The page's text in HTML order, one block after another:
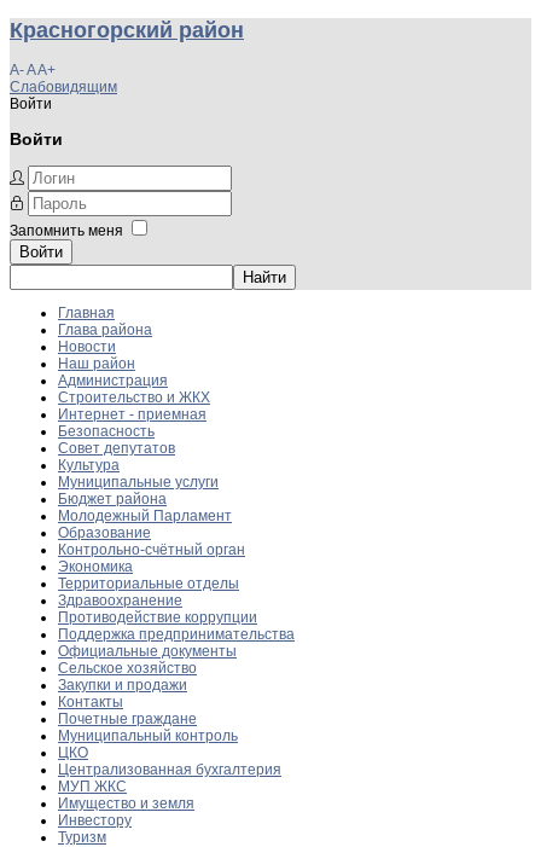
Красногорский район
A-AA+
Слабовидящим
Войти
Войти
Запомнить меня
Войти
Главная
Глава района
Новости
Наш район
Администрация
Строительство и ЖКХ
Интернет - приемная
Безопасность
Совет депутатов
Культура
Муниципальные услуги
Бюджет района
Молодежный Парламент
Образование
Контрольно-счётный орган
Экономика
Территориальные отделы
Здравоохранение
Противодействие коррупции
Поддержка предпринимательства
Официальные документы
Сельское хозяйство
Закупки и продажи
Контакты
Почетные граждане
Муниципальный контроль
ЦКО
Централизованная бухгалтерия
МУП ЖКС
Имущество и земля
Инвестору
Туризм